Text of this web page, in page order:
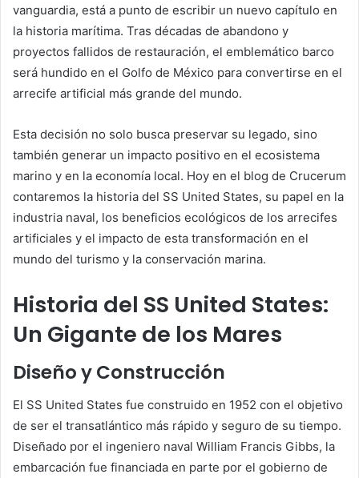
vanguardia, está a punto de escribir un nuevo capítulo en
la historia marítima. Tras décadas de abandono y
proyectos fallidos de restauración, el emblemático barco
será hundido en el Golfo de México para convertirse en el
arrecife artificial más grande del mundo.
Esta decisión no solo busca preservar su legado, sino
también generar un impacto positivo en el ecosistema
marino y en la economía local. Hoy en el blog de Crucerum
contaremos la historia del SS United States, su papel en la
industria naval, los beneficios ecológicos de los arrecifes
artificiales y el impacto de esta transformación en el
mundo del turismo y la conservación marina.
Historia del SS United States:
Un Gigante de los Mares
Diseño y Construcción
El SS United States fue construido en 1952 con el objetivo
de ser el transatlántico más rápido y seguro de su tiempo.
Diseñado por el ingeniero naval William Francis Gibbs, la
embarcación fue financiada en parte por el gobierno de